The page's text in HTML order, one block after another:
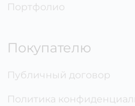
Портфолио
Покупателю
Публичный договор
Политика